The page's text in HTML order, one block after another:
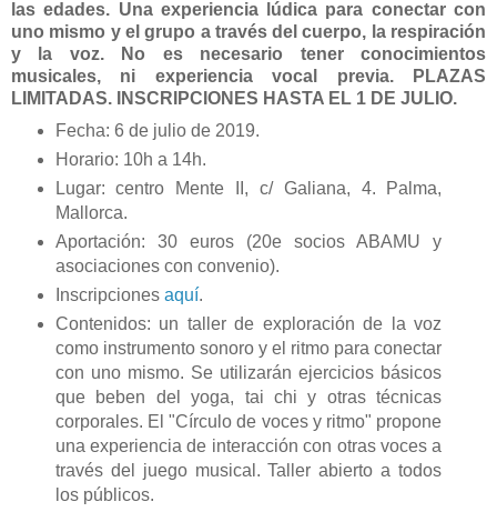
las edades. Una experiencia lúdica para conectar con
uno mismo y el grupo a través del cuerpo, la respiración
y la voz. No es necesario tener conocimientos
musicales, ni experiencia vocal previa. PLAZAS
LIMITADAS. INSCRIPCIONES HASTA EL 1 DE JULIO.
Fecha: 6 de julio de 2019.
Horario: 10h a 14h.
Lugar: centro Mente II, c/ Galiana, 4. Palma,
Mallorca.
Aportación: 30 euros (20e socios ABAMU y
asociaciones con convenio).
Inscripciones aquí.
Contenidos: un taller de exploración de la voz
como instrumento sonoro y el ritmo para conectar
con uno mismo. Se utilizarán ejercicios básicos
que beben del yoga, tai chi y otras técnicas
corporales. El "Círculo de voces y ritmo" propone
una experiencia de interacción con otras voces a
través del juego musical. Taller abierto a todos
los públicos.